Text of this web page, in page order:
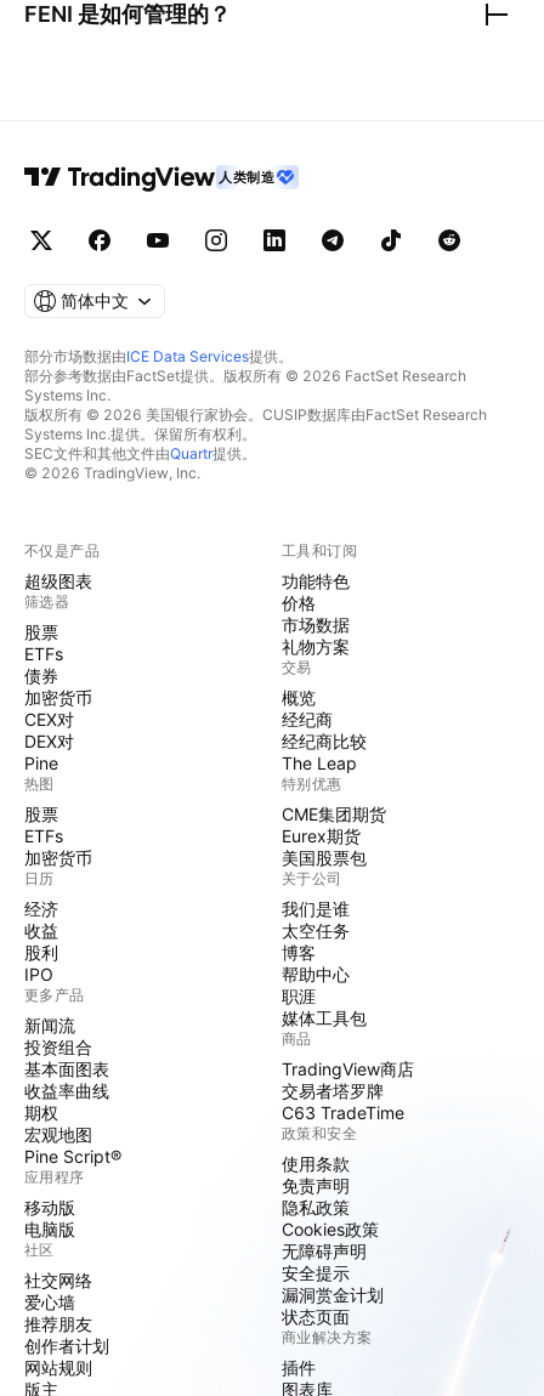
FENI 是如何管理的？
人类制造
简体中文
部分市场数据由ICE Data Services提供。
部分参考数据由FactSet提供。版权所有 © 2026 FactSet Research
Systems Inc.
版权所有 © 2026 美国银行家协会。CUSIP数据库由FactSet Research
Systems Inc.提供。保留所有权利。
SEC文件和其他文件由Quartr提供。
© 2026 TradingView, Inc.
不仅是产品
超级图表
筛选器
股票
ETFs
债券
加密货币
CEX对
DEX对
Pine
热图
股票
ETFs
加密货币
日历
经济
收益
股利
IPO
更多产品
新闻流
投资组合
基本面图表
收益率曲线
期权
宏观地图
Pine Script®
应用程序
移动版
电脑版
社区
社交网络
爱心墙
推荐朋友
创作者计划
网站规则
版主
工具和订阅
功能特色
价格
市场数据
礼物方案
交易
概览
经纪商
经纪商比较
The Leap
特别优惠
CME集团期货
Eurex期货
美国股票包
关于公司
我们是谁
太空任务
博客
帮助中心
职涯
媒体工具包
商品
TradingView商店
交易者塔罗牌
C63 TradeTime
政策和安全
使用条款
免责声明
隐私政策
Cookies政策
无障碍声明
安全提示
漏洞赏金计划
状态页面
商业解决方案
插件
图表库